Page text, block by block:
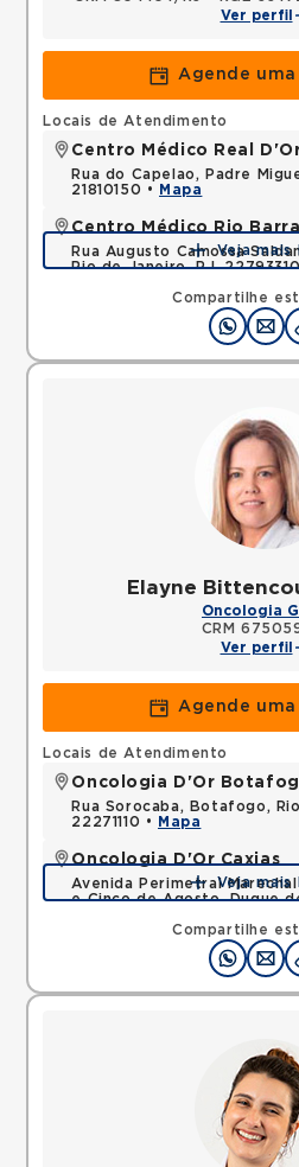
Ver perfil
Agende
Compartilhe
Locais de Atendimento
Centro Médico Real
Rua do Capelao, Padre
21810150 •
Mapa
Centro Médico Rio
Rua Augusto Camossa
Rio de Janeiro, RJ,
Veja mais
Elayne
Oncologia
CRM
Ver perfil
Agende
Compartilhe
Locais de Atendimento
Oncologia D'Or
Rua Sorocaba, Botafogo,
22271110 •
Mapa
Oncologia D'Or Caxias
Avenida Perimetral
e Cinco de Agosto, Duque
Veja mais